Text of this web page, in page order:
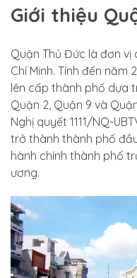
Giới thiệu
Quận Thủ Đức là đơn
Chí Minh. Tính đến
lên cấp thành phố dựa
Quận 2, Quận 9 và
Nghị quyết 1111/NQ-
trở thành thành phố
hành chính thành phố
ương.